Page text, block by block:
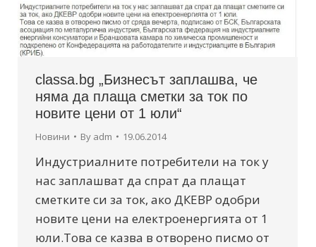
classa.bg „Бизнесът заплашва, че
няма да плаща сметки за ток по
новите цени от 1 юли“
Новини By adm 19.06.2014
Индустриалните потребители на ток у
нас заплашват да спрат да плащат
сметките си за ток, ако ДКЕВР одобри
новите цени на електроенергията от 1
юли.Това се казва в отворено писмо от